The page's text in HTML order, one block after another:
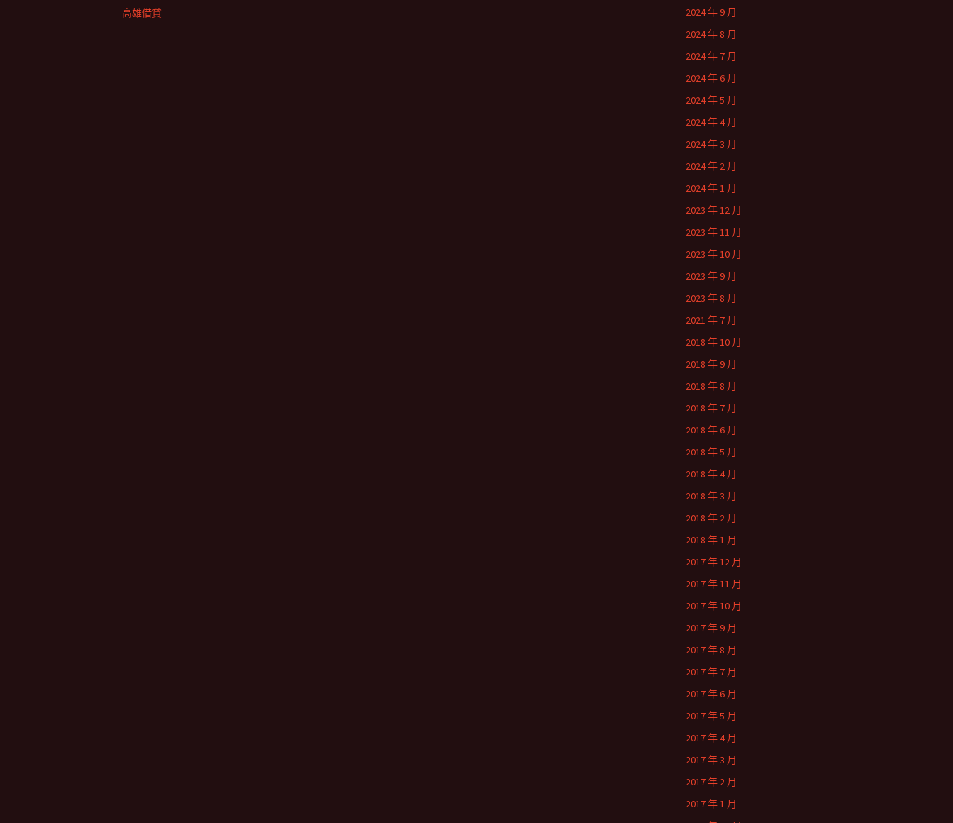
2024 年 9 月
2024 年 8 月
2024 年 7 月
2024 年 6 月
2024 年 5 月
2024 年 4 月
2024 年 3 月
2024 年 2 月
2024 年 1 月
2023 年 12 月
2023 年 11 月
2023 年 10 月
2023 年 9 月
2023 年 8 月
2021 年 7 月
2018 年 10 月
2018 年 9 月
2018 年 8 月
2018 年 7 月
2018 年 6 月
2018 年 5 月
2018 年 4 月
2018 年 3 月
2018 年 2 月
2018 年 1 月
2017 年 12 月
2017 年 11 月
2017 年 10 月
2017 年 9 月
2017 年 8 月
2017 年 7 月
2017 年 6 月
2017 年 5 月
2017 年 4 月
2017 年 3 月
2017 年 2 月
2017 年 1 月
高雄借貸